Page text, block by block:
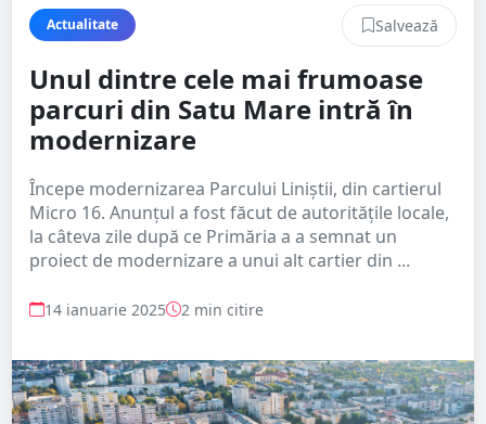
Actualitate Salvează
Unul dintre cele mai frumoase
parcuri din Satu Mare intră în
modernizare
Începe modernizarea Parcului Liniștii, din cartierul
Micro 16. Anunțul a fost făcut de autoritățile locale,
la câteva zile după ce Primăria a a semnat un
proiect de modernizare a unui alt cartier din ...
14 ianuarie 2025 2 min citire